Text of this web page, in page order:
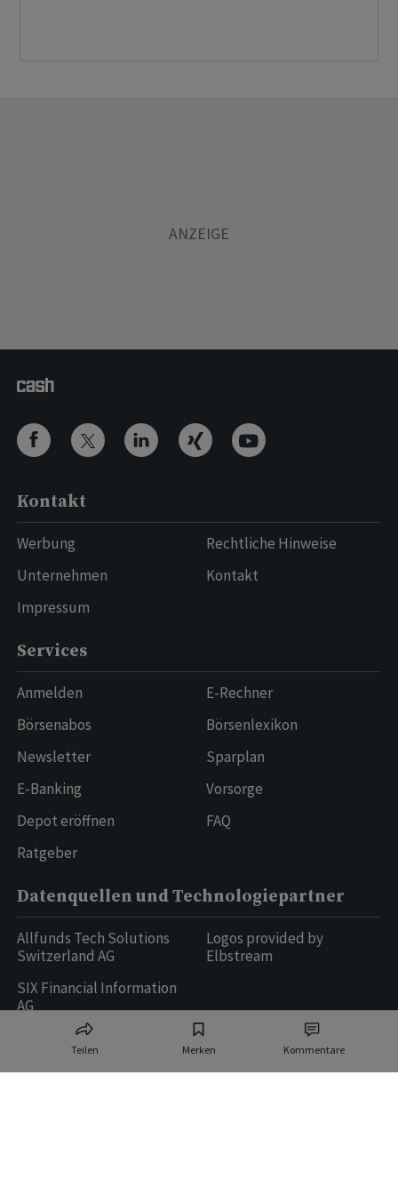
Teilen Merken Kommentare
Kontakt
Werbung
Unternehmen
Impressum
Rechtliche Hinweise
Kontakt
Services
Anmelden
Börsenabos
Newsletter
E-Banking
Depot eröffnen
Ratgeber
E-Rechner
Börsenlexikon
Sparplan
Vorsorge
FAQ
Datenquellen und Technologiepartner
Allfunds Tech Solutions
Switzerland AG
SIX Financial Information
AG
Logos provided by
Elbstream
Ringier AG | Ringier Medien Schweiz